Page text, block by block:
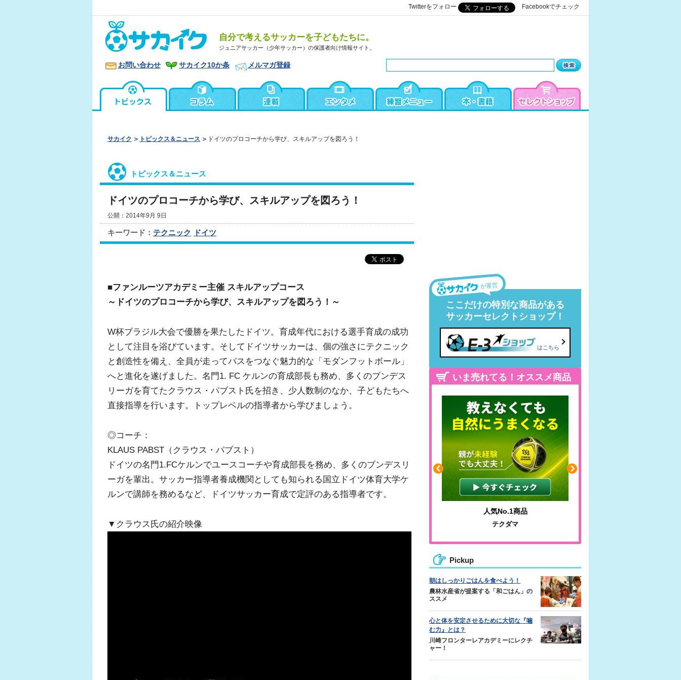
Twitterをフォロー Facebookでチェック
自分で考えるサッカーを子どもたちに。
ジュニアサッカー（少年サッカー）の保護者向け情報サイト。
お問い合わせ サカイク10か条 メルマガ登録
サカイク トピックス＆ニュース ドイツのプロコーチから学び、スキルアップを図ろう！
トピックス＆ニュース
ドイツのプロコーチから学び、スキルアップを図ろう！
公開：2014年9月 9日
キーワード： テクニック ドイツ
■ファンルーツアカデミー主催 スキルアップコース
～ドイツのプロコーチから学び、スキルアップを図ろう！～
W杯ブラジル大会で優勝を果たしたドイツ。育成年代における選手育成の成功
として注目を浴びています。そしてドイツサッカーは、個の強さにテクニック
と創造性を備え、全員が走ってパスをつなぐ魅力的な「モダンフットボール」
へと進化を遂げました。名門1. FC ケルンの育成部長も務め、多くのブンデス
リーガを育てたクラウス・パブスト氏を招き、少人数制のなか、子どもたちへ
直接指導を行います。トップレベルの指導者から学びましょう。
◎コーチ：
KLAUS PABST（クラウス・パブスト）
ドイツの名門1.FCケルンでユースコーチや育成部長を務め、多くのブンデスリ
ーガを輩出。サッカー指導者養成機関としても知られる国立ドイツ体育大学ケ
ルンで講師を務めるなど、ドイツサッカー育成で定評のある指導者です。
▼クラウス氏の紹介映像
が運営
ここだけの特別な商品がある
サッカーセレクトショップ！
はこちら
いま売れてる！オススメ商品
人気No.1商品
テクダマ
Pickup
朝はしっかりごはんを食べよう！
農林水産省が提案する「和ごはん」の
ススメ
心と体を安定させるために大切な『噛
む力』とは？
川崎フロンターレアカデミーにレクチ
ャー！